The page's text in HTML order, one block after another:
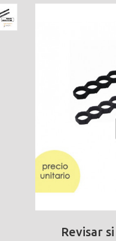
Revisar